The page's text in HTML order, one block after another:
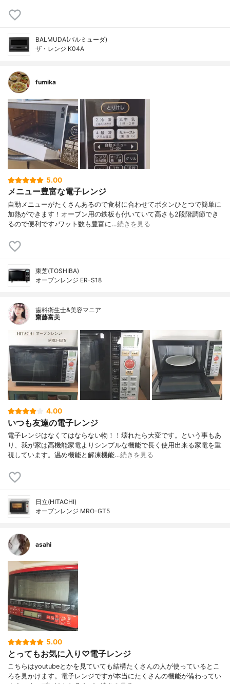
BALMUDA(バルミューダ)
ザ・レンジ K04A
fumika
5.00
メニュー豊富な電子レンジ
自動メニューがたくさんあるので食材に合わせてボタンひとつで簡単に
加熱ができます！オーブン用の鉄板も付いていて高さも2段階調節でき
るので便利です♪ワット数も豊富に…続きを見る
東芝(TOSHIBA)
オーブンレンジ ER-S18
歯科衛生士&美容マニア
齋藤富美
4.00
いつも友達の電子レンジ
電子レンジはなくてはならない物！！壊れたら大変です。という事もあ
り、我が家は高機能家電よりシンプルな機能で長く使用出来る家電を重
視しています。温め機能と解凍機能…続きを見る
日立(HITACHI)
オーブンレンジ MRO-GT5
asahi
5.00
とってもお気に入り♡電子レンジ
こちらはyoutubeとかを見ていても結構たくさんの人が使っているとこ
ろを見かけます。電子レンジですが本当にたくさんの機能が備わってい